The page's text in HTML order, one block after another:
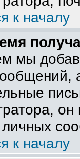
к началу
мы
личных
к началу